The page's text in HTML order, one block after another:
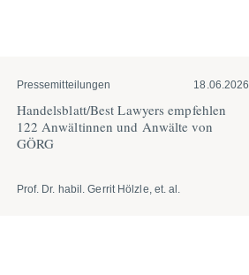
Pressemitteilungen 18.06.2026
Handels­blatt/Best Lawyers empfehlen
122 Anwäl­tinnen und Anwälte von
GÖRG
Prof. Dr. habil. Gerrit Hölzle, et. al.